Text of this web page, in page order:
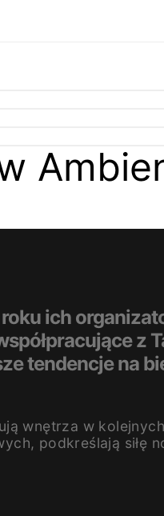
ich
z
tendencje na
wnętrza w
podkreślają siłę